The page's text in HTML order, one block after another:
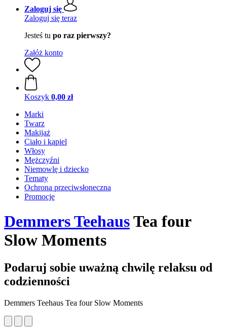
Zaloguj się
Zaloguj się teraz
Jesteś tu po raz pierwszy?
Załóż konto
Koszyk 0,00 zł
Marki
Twarz
Makijaż
Ciało i kąpiel
Włosy
Mężczyźni
Niemowlę i dziecko
Tematy
Ochrona przeciwsłoneczna
Promocje
Demmers TeehausTea four
Slow Moments
Podaruj sobie uważną chwilę relaksu od
codzienności
Demmers Teehaus Tea four Slow Moments